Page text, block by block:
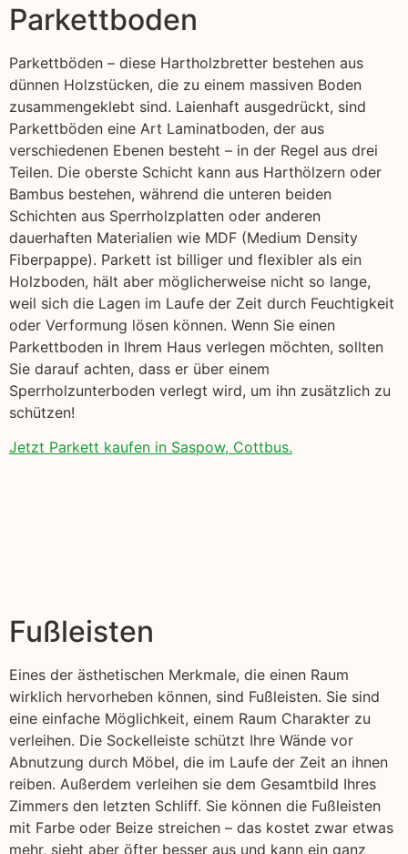
Parkettboden
Parkettböden – diese Hartholzbretter bestehen aus
dünnen Holzstücken, die zu einem massiven Boden
zusammengeklebt sind. Laienhaft ausgedrückt, sind
Parkettböden eine Art Laminatboden, der aus
verschiedenen Ebenen besteht – in der Regel aus drei
Teilen. Die oberste Schicht kann aus Harthölzern oder
Bambus bestehen, während die unteren beiden
Schichten aus Sperrholzplatten oder anderen
dauerhaften Materialien wie MDF (Medium Density
Fiberpappe). Parkett ist billiger und flexibler als ein
Holzboden, hält aber möglicherweise nicht so lange,
weil sich die Lagen im Laufe der Zeit durch Feuchtigkeit
oder Verformung lösen können. Wenn Sie einen
Parkettboden in Ihrem Haus verlegen möchten, sollten
Sie darauf achten, dass er über einem
Sperrholzunterboden verlegt wird, um ihn zusätzlich zu
schützen!
Jetzt Parkett kaufen in Saspow, Cottbus.
Fußleisten
Eines der ästhetischen Merkmale, die einen Raum
wirklich hervorheben können, sind Fußleisten. Sie sind
eine einfache Möglichkeit, einem Raum Charakter zu
verleihen. Die Sockelleiste schützt Ihre Wände vor
Abnutzung durch Möbel, die im Laufe der Zeit an ihnen
reiben. Außerdem verleihen sie dem Gesamtbild Ihres
Zimmers den letzten Schliff. Sie können die Fußleisten
mit Farbe oder Beize streichen – das kostet zwar etwas
mehr, sieht aber öfter besser aus und kann ein ganz